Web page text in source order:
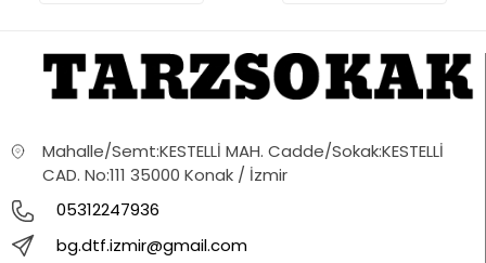
Mahalle/Semt:KESTELLİ MAH. Cadde/Sokak:KESTELLİ
CAD. No:111 35000 Konak / İzmir
05312247936
bg.dtf.izmir@gmail.com